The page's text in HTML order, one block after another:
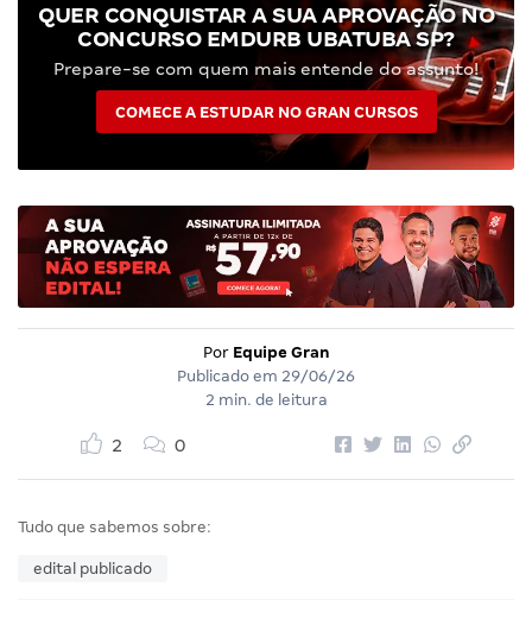
QUER CONQUISTAR A SUA APROVAÇÃO NO
CONCURSO EMDURB UBATUBA SP?
Prepare-se com quem mais entende do assunto!
COMECE A ESTUDAR NO GRAN CURSOS
Por Equipe Gran
Publicado em 29/06/26
2 min. de leitura
2 0
Tudo que sabemos sobre:
edital publicado